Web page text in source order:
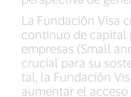
La Fundación Visa
continuo de capital
empresas (Small
crucial para su
tal, la Fundación
aumentar el